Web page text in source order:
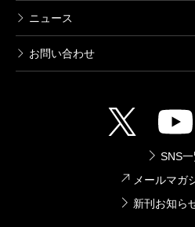
ニュース
お問い合わせ
SNS
メールマガ
新刊お知ら